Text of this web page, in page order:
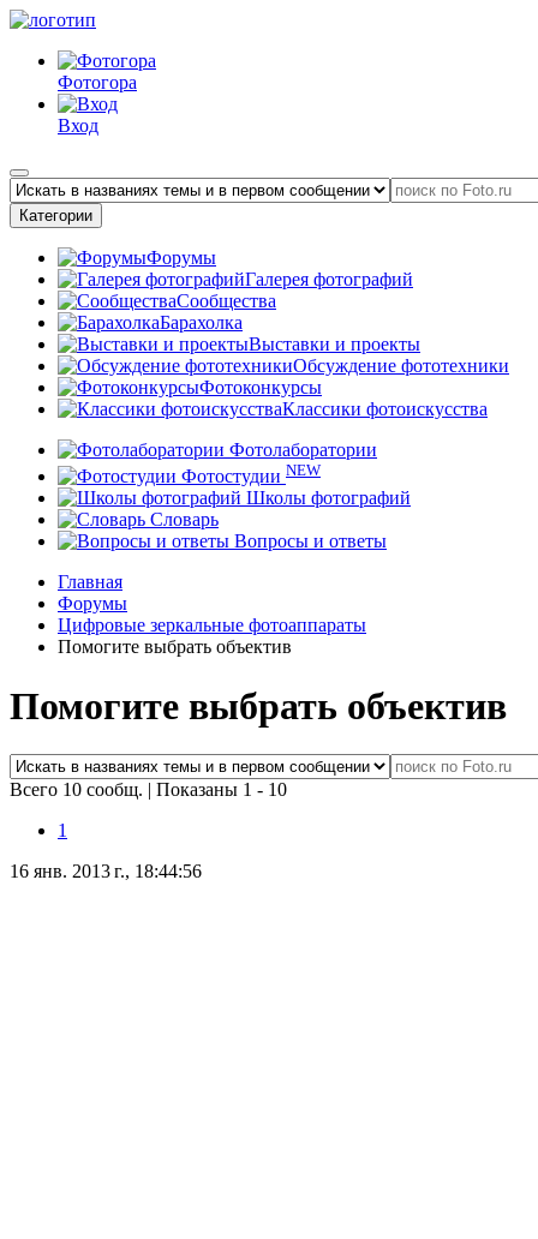
Фотогора
Вход
Категории
Форумы
Галерея фотографий
Сообщества
Барахолка
Выставки и проекты
Обсуждение фототехники
Фотоконкурсы
Классики фотоискусства
Фотолаборатории
Фотостудии NEW
Школы фотографий
Словарь
Вопросы и ответы
Главная
Форумы
Цифровые зеркальные фотоаппараты
Помогите выбрать объектив
Помогите выбрать объектив
Всего 10 сообщ. | Показаны 1 - 10
1
16 янв. 2013 г., 18:44:56